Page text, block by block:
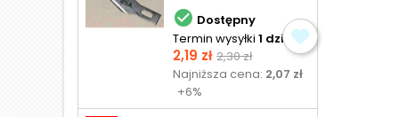
 Dostępny
Termin wysyłki 1 dzień
Cena
2,19 zł Cena
podstawowa
2,30 zł
Najniższa cena: 2,07 zł
+6%